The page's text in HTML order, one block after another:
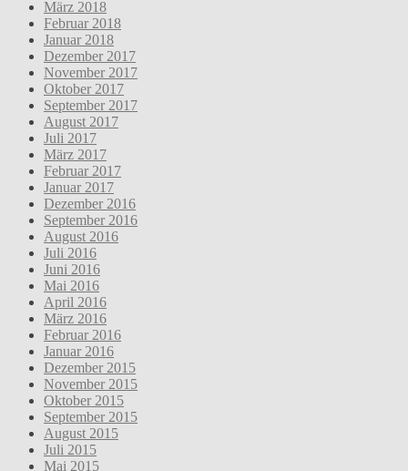
März 2018
Februar 2018
Januar 2018
Dezember 2017
November 2017
Oktober 2017
September 2017
August 2017
Juli 2017
März 2017
Februar 2017
Januar 2017
Dezember 2016
September 2016
August 2016
Juli 2016
Juni 2016
Mai 2016
April 2016
März 2016
Februar 2016
Januar 2016
Dezember 2015
November 2015
Oktober 2015
September 2015
August 2015
Juli 2015
Mai 2015